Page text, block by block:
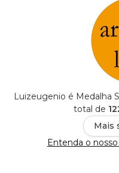
Luizeugenio é Medalha
total de
Mais
Entenda o